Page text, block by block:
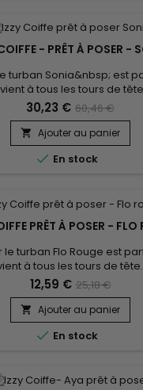
- PRÊT À POSER -
turban Sonia&nbsp; est
à tous les tours de
comme un bonnet
inégalé et un très
son bijou pour un look
30,23 € 60,46 €
 Ajouter au panier
 En stock
PRÊT À POSER - FLO
le turban Flo Rouge est
à tous les tours de
bonnet classique pour
inégalé et un très beau
12,59 € 25,18 €
 Ajouter au panier
 En stock